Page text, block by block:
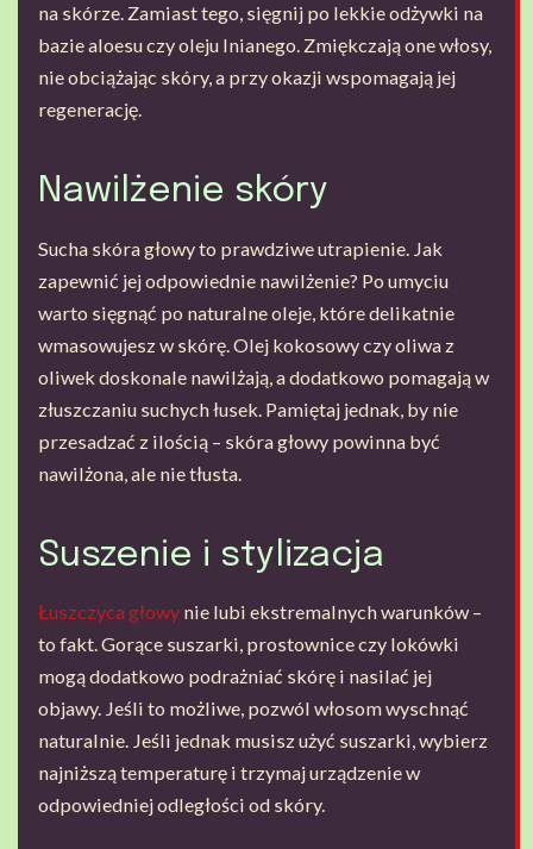
na skórze. Zamiast tego, sięgnij po lekkie odżywki na
bazie aloesu czy oleju lnianego. Zmiękczają one włosy,
nie obciążając skóry, a przy okazji wspomagają jej
regenerację.
Nawilżenie skóry
Sucha skóra głowy to prawdziwe utrapienie. Jak
zapewnić jej odpowiednie nawilżenie? Po umyciu
warto sięgnąć po naturalne oleje, które delikatnie
wmasowujesz w skórę. Olej kokosowy czy oliwa z
oliwek doskonale nawilżają, a dodatkowo pomagają w
złuszczaniu suchych łusek. Pamiętaj jednak, by nie
przesadzać z ilością – skóra głowy powinna być
nawilżona, ale nie tłusta.
Suszenie i stylizacja
Łuszczyca głowy nie lubi ekstremalnych warunków –
to fakt. Gorące suszarki, prostownice czy lokówki
mogą dodatkowo podrażniać skórę i nasilać jej
objawy. Jeśli to możliwe, pozwól włosom wyschnąć
naturalnie. Jeśli jednak musisz użyć suszarki, wybierz
najniższą temperaturę i trzymaj urządzenie w
odpowiedniej odległości od skóry.